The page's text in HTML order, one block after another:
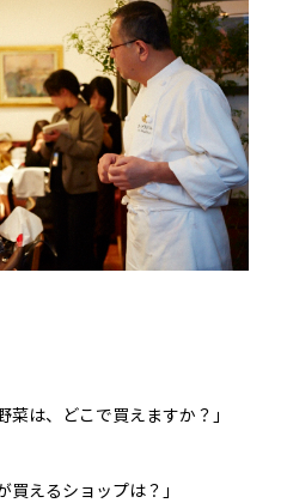
菜は、どこで買えますか？」
買えるショップは？」